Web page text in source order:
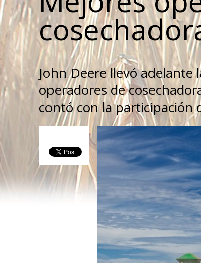
John Deere llevó
operadores de
contó con la participación